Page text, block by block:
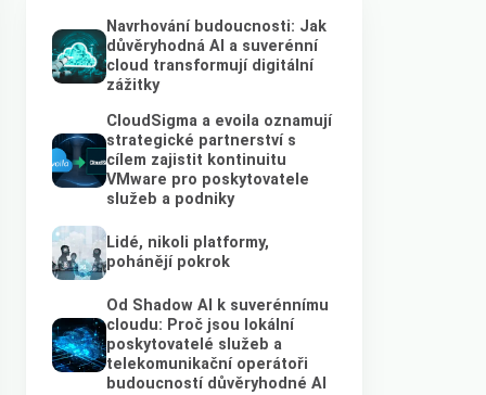
Navrhování budoucnosti: Jak
důvěryhodná AI a suverénní
cloud transformují digitální
zážitky
CloudSigma a evoila oznamují
strategické partnerství s
cílem zajistit kontinuitu
VMware pro poskytovatele
služeb a podniky
Lidé, nikoli platformy,
pohánějí pokrok
Od Shadow AI k suverénnímu
cloudu: Proč jsou lokální
poskytovatelé služeb a
telekomunikační operátoři
budoucností důvěryhodné AI